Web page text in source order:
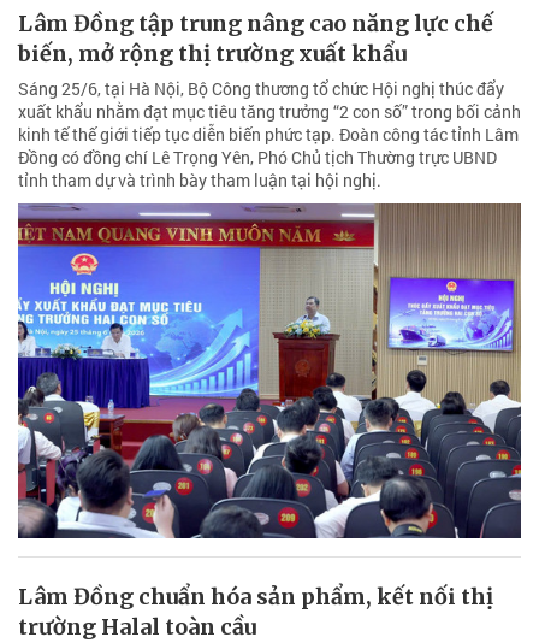
Lâm Đồng tập trung nâng cao năng lực chế
biến, mở rộng thị trường xuất khẩu
Sáng 25/6, tại Hà Nội, Bộ Công thương tổ chức Hội nghị thúc đẩy
xuất khẩu nhằm đạt mục tiêu tăng trưởng “2 con số” trong bối cảnh
kinh tế thế giới tiếp tục diễn biến phức tạp. Đoàn công tác tỉnh Lâm
Đồng có đồng chí Lê Trọng Yên, Phó Chủ tịch Thường trực UBND
tỉnh tham dự và trình bày tham luận tại hội nghị.
Lâm Đồng chuẩn hóa sản phẩm, kết nối thị
trường Halal toàn cầu